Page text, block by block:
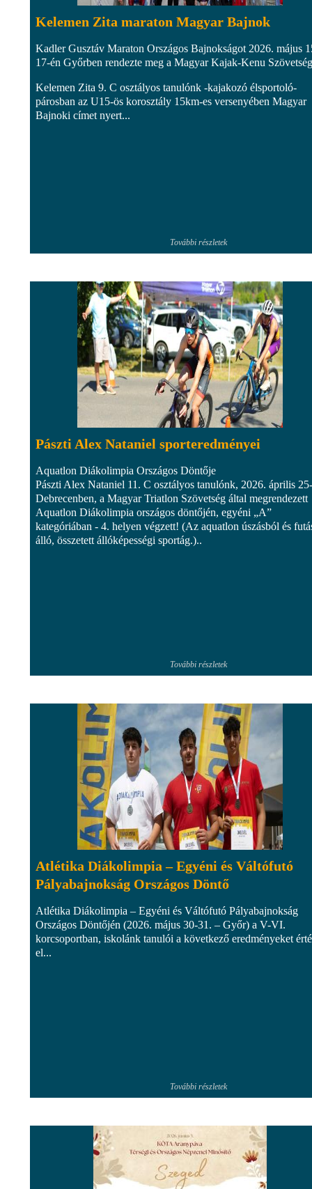
Kelemen Zita maraton Magyar Bajnok
Kadler Gusztáv Maraton Országos Bajnokságot 2026. május
17-én Győrben rendezte meg a Magyar Kajak-Kenu
Kelemen Zita 9. C osztályos tanulónk -kajakozó élsportoló-
párosban az U15-ös korosztály 15km-es versenyében Magyar
Bajnoki címet nyert...
További részletek
Pászti Alex Nataniel sporteredményei
Aquatlon Diákolimpia Országos Döntője
Pászti Alex Nataniel 11. C osztályos tanulónk, 2026. április
Debrecenben, a Magyar Triatlon Szövetség által megrendezett
Aquatlon Diákolimpia országos döntőjén, egyéni „A”
kategóriában - 4. helyen végzett! (Az aquatlon úszásból és
álló, összetett állóképességi sportág.)..
További részletek
Atlétika Diákolimpia – Egyéni és Váltófutó
Pályabajnokság Országos Döntő
Atlétika Diákolimpia – Egyéni és Váltófutó Pályabajnokság
Országos Döntőjén (2026. május 30-31. – Győr) a V-VI.
korcsoportban, iskolánk tanulói a következő eredményeket
el...
További részletek